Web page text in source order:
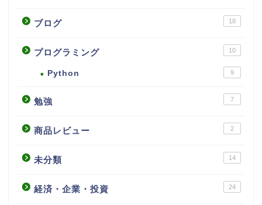
ブログ 18
プログラミング 10
Python 9
勉強 7
商品レビュー 2
未分類 14
経済・企業・投資 24